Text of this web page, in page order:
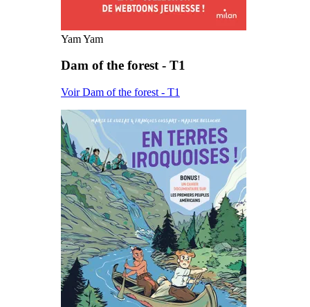
Yam Yam
Dam of the forest - T1
Voir Dam of the forest - T1